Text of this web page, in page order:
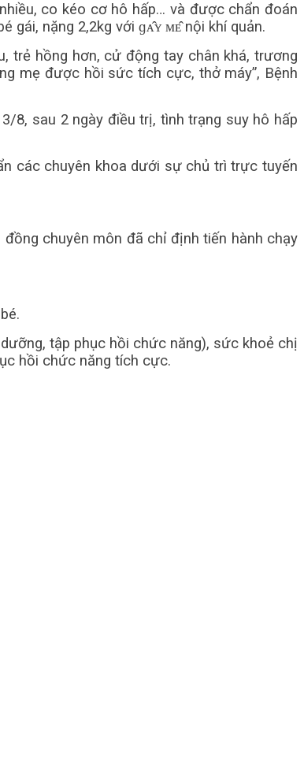
co kéo cơ hô hấp… và được chẩn đoán
gái, nặng 2,2kg với ɡᴀ̂ʏ ᴍᴇ̂ nội khí quản.
trẻ hồng hơn, cử động tay chân khá, trương
mẹ được hồi sức tích cực, thở máy”, Bệnh
8, sau 2 ngày điều trị, tình trạng suy hô hấp
các chuyên khoa dưới sự chủ trì trực tuyến
chuyên môn đã chỉ định tiến hành chạy
tập phục hồi chức năng), sức khoẻ chị
hồi chức năng tích cực.